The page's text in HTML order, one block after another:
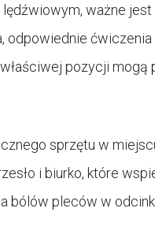
ważne jest
odpowiednie
pozycji
sprzętu w
i biurko, które
bólów pleców w